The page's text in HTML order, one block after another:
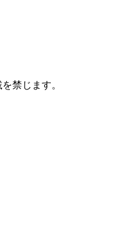
禁じます。